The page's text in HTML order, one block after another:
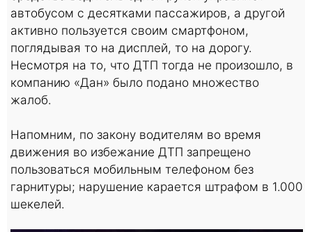
автобусом с десятками пассажиров, а другой
активно пользуется своим смартфоном,
поглядывая то на дисплей, то на дорогу.
Несмотря на то, что ДТП тогда не произошло, в
компанию «Дан» было подано множество
жалоб.
Напомним, по закону водителям во время
движения во избежание ДТП запрещено
пользоваться мобильным телефоном без
гарнитуры; нарушение карается штрафом в 1.000
шекелей.